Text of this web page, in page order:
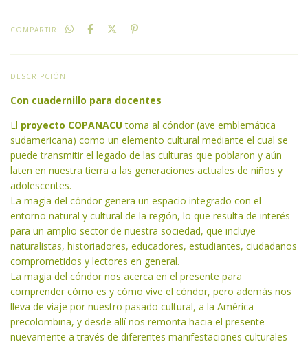
COMPARTIR
DESCRIPCIÓN
Con cuadernillo para docentes
El proyecto COPANACUtoma al cóndor (ave emblemática
sudamericana) como un elemento cultural mediante el cual se
puede transmitir el legado de las culturas que poblaron y aún
laten en nuestra tierra a las generaciones actuales de niños y
adolescentes.
La magia del cóndor genera un espacio integrado con el
entorno natural y cultural de la región, lo que resulta de interés
para un amplio sector de nuestra sociedad, que incluye
naturalistas, historiadores, educadores, estudiantes, ciudadanos
comprometidos y lectores en general.
La magia del cóndor nos acerca en el presente para
comprender cómo es y cómo vive el cóndor, pero además nos
lleva de viaje por nuestro pasado cultural, a la América
precolombina, y desde allí nos remonta hacia el presente
nuevamente a través de diferentes manifestaciones culturales